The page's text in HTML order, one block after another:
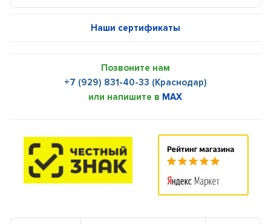
Наши сертификаты
Позвоните нам
+7 (929) 831-40-33 (Краснодар)
или напишите в MAX